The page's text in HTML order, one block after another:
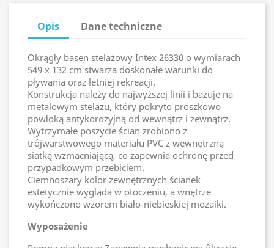
Opis Dane techniczne
Okrągły basen stelażowy Intex 26330 o wymiarach
549 x 132 cm stwarza doskonałe warunki do
pływania oraz letniej rekreacji.
Konstrukcja należy do najwyższej linii i bazuje na
metalowym stelażu, który pokryto proszkowo
powłoką antykorozyjną od wewnątrz i zewnątrz.
Wytrzymałe poszycie ścian zrobiono z
trójwarstwowego materiału PVC z wewnętrzną
siatką wzmacniającą, co zapewnia ochronę przed
przypadkowym przebiciem.
Ciemnoszary kolor zewnętrznych ścianek
estetycznie wygląda w otoczeniu, a wnętrze
wykończono wzorem biało-niebieskiej mozaiki.
Wyposażenie